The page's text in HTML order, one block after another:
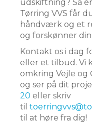
udskiftning? Så
Tørring VVS får
håndværk og et
og forskønner
Kontakt os i dag
eller et tilbud. Vi
omkring Vejle og
og ser på dit
20 eller skriv
til
til at høre fra dig!